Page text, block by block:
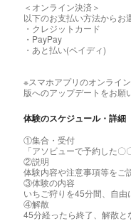
＜オンライン決済＞
以下のお支払い方法からお
・クレジットカード
・PayPay
・あと払い(ペイディ)
※スマホアプリのオンライ
版へのアップデートをお願
体験のスケジュール・詳細
①集合・受付
「アソビューで予約した〇
②説明
体験内容や注意事項等をご
③体験の内容
いちご狩りを45分間、自由
④解散
45分経ったら終了、解散と